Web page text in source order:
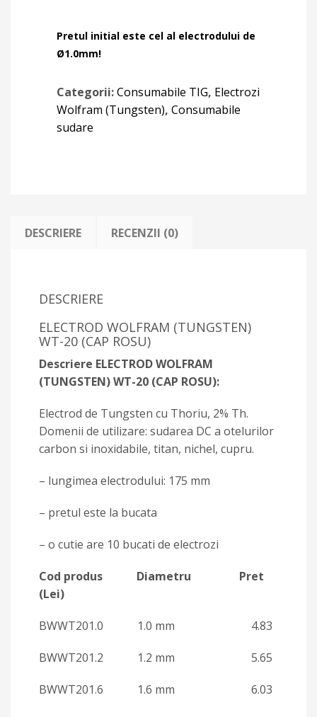
Pretul initial este cel al electrodului de
Ø1.0mm!
Categorii:Consumabile TIG, Electrozi
Wolfram (Tungsten), Consumabile
sudare
DESCRIERE RECENZII (0)
DESCRIERE
ELECTROD WOLFRAM (TUNGSTEN)
WT-20 (CAP ROSU)
Descriere ELECTROD WOLFRAM
(TUNGSTEN) WT-20 (CAP ROSU):
Electrod de Tungsten cu Thoriu, 2% Th.
Domenii de utilizare: sudarea DC a otelurilor
carbon si inoxidabile, titan, nichel, cupru.
– lungimea electrodului: 175 mm
– pretul este la bucata
– o cutie are 10 bucati de electrozi
Cod produs Diametru Pret
(Lei)
BWWT201.0 1.0 mm 4.83
BWWT201.2 1.2 mm 5.65
BWWT201.6 1.6 mm 6.03